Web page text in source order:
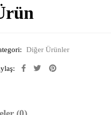
Diğer Ürünler